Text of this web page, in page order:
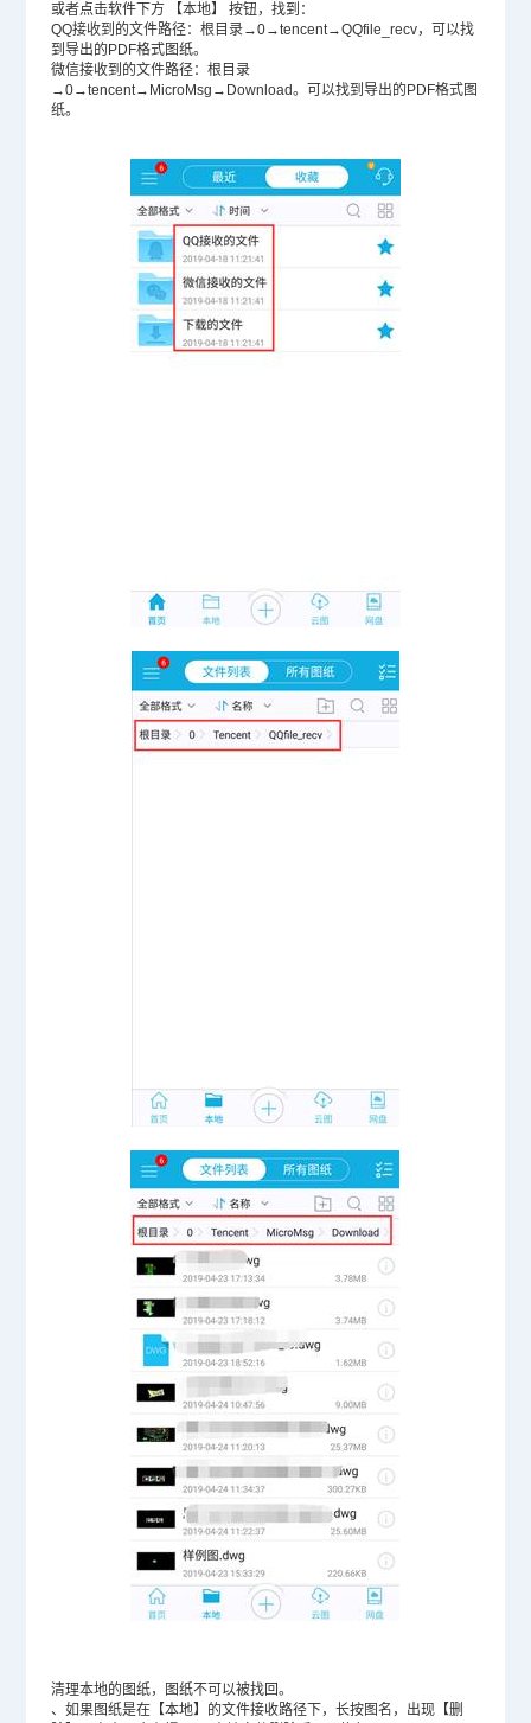
或者点击软件下方 【本地】 按钮，找到：
QQ接收到的文件路径：根目录→0→tencent→QQfile_recv，可以找
到导出的PDF格式图纸。
微信接收到的文件路径：根目录
→0→tencent→MicroMsg→Download。可以找到导出的PDF格式图
纸。
清理本地的图纸，图纸不可以被找回。
、如果图纸是在【本地】的文件接收路径下，长按图名，出现【删